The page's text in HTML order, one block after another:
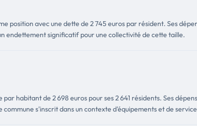
position avec une dette de 2 745 euros par résident. Ses
endettement significatif pour une collectivité de cette taille.
habitant de 2 698 euros pour ses 2 641 résidents. Ses
s'inscrit dans un contexte d'équipements et de